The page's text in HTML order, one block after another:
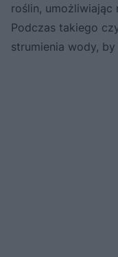
roślin, umożliwiając
Podczas takiego
strumienia wody,